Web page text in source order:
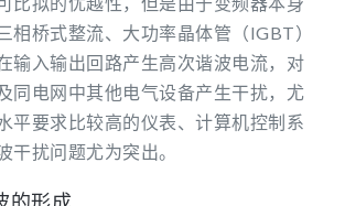
相桥式整流、大功率晶体管（IGBT）
输入输出回路产生高次谐波电流，对
同电网中其他电气设备产生干扰，尤
平要求比较高的仪表、计算机控制系
干扰问题尤为突出。